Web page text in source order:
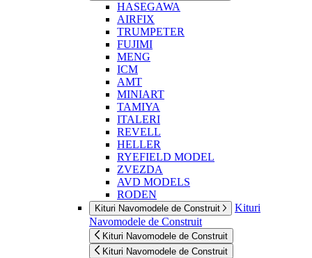
HASEGAWA
AIRFIX
TRUMPETER
FUJIMI
MENG
ICM
AMT
MINIART
TAMIYA
ITALERI
REVELL
HELLER
RYEFIELD MODEL
ZVEZDA
AVD MODELS
RODEN
Kituri Navomodele de Construit
Kituri
Navomodele de Construit
Kituri Navomodele de Construit
Kituri Navomodele de Construit